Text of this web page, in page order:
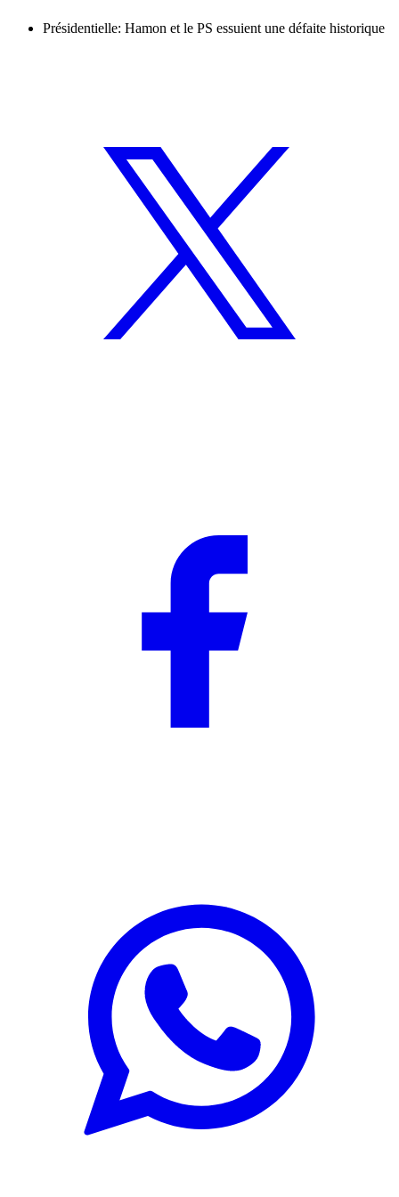
Présidentielle: Hamon et le PS essuient une défaite historique